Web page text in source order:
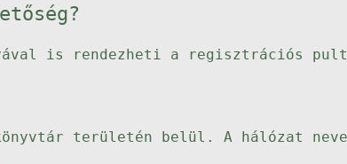
is rendezheti a regisztrációs
területén belül. A hálózat neve: